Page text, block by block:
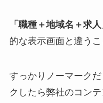
「職種＋地域名＋求人
的な表示画面と違う
すっかりノーマーク
クしたら弊社のコン